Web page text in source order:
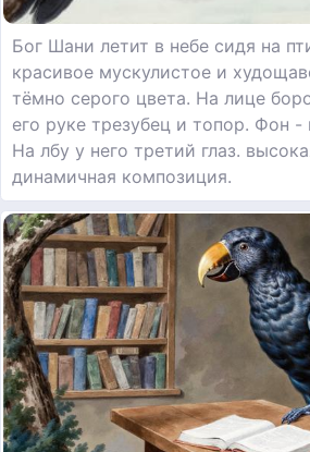
Бог Шани летит в небе сидя на
красивое мускулистое и
тёмно серого цвета. На лице
его руке трезубец и топор. Фон -
На лбу у него третий глаз.
динамичная композиция.